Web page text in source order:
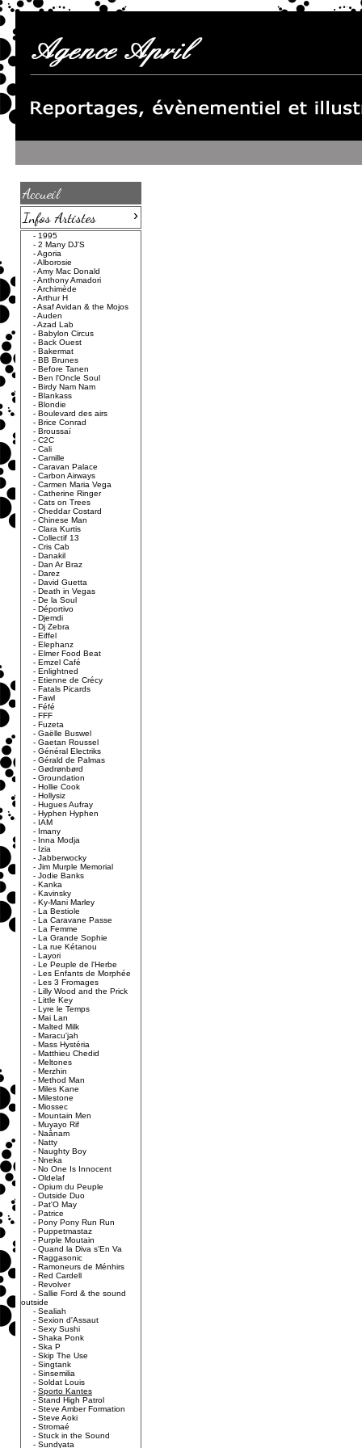
Accueil
Infos Artistes
›
- 1995
- 2 Many DJ'S
-Agoria
-Alborosie
-Amy Mac Donald
-Anthony Amadori
-Archimède
-Arthur H
-Asaf Avidan & the Mojos
-Auden
-Azad Lab
- Babylon Circus
- Back Ouest
- Bakermat
- BB Brunes
- Before Tanen
- Ben l'Oncle Soul
- Birdy Nam Nam
- Blankass
- Blondie
- Boulevard des airs
- Brice Conrad
- Broussaï
- C2C
- Cali
- Camille
- Caravan Palace
- Carbon Airways
- Carmen Maria Vega
- Catherine Ringer
- Cats on Trees
- Cheddar Costard
- Chinese Man
- Clara Kurtis
- Collectif 13
- Cris Cab
- Danakil
- Dan Ar Braz
- Darez
- David Guetta
- Death in Vegas
- De la Soul
- Déportivo
- Djemdi
- Dj Zebra
- Eiffel
- Elephanz
- Elmer Food Beat
- Emzel Café
- Enlightned
- Etienne de Crécy
- Fatals Picards
- Fawl
- Féfé
- FFF
- Fuzeta
- Gaëlle Buswel
- Gaetan Roussel
- Général Electriks
- Gérald de Palmas
- Gødrønbørd
- Groundation
- Hollie Cook
- Hollysiz
- Hugues Aufray
- Hyphen Hyphen
- IAM
- Imany
- Inna Modja
- Izia
- Jabberwocky
- Jim Murple Memorial
- Jodie Banks
- Kanka
- Kavinsky
- Ky-Mani Marley
- La Bestiole
- La Caravane Passe
- La Femme
- La Grande Sophie
- La rue Kétanou
- Layori
- Le Peuple de l'Herbe
- Les Enfants de Morphée
- Les 3 Fromages
- Lilly Wood and the Prick
- Little Key
- Lyre le Temps
- Mai Lan
- Malted Milk
- Maracu'jah
- Mass Hystéria
- Matthieu Chedid
- Meltones
- Merzhin
- Method Man
- Miles Kane
- Milestone
- Miossec
- Mountain Men
- Muyayo Rif
- Naânam
- Natty
- Naughty Boy
- Nneka
- No One Is Innocent
- Oldelaf
- Opium du Peuple
- Outside Duo
- Pat'O May
- Patrice
- Pony Pony Run Run
- Puppetmastaz
- Purple Moutain
- Quand la Diva s'En Va
- Raggasonic
- Ramoneurs de Ménhirs
- Red Cardell
- Revolver
- Sallie Ford & the sound
outside
- Sealiah
- Sexion d'Assaut
- Sexy Sushi
- Shaka Ponk
- Ska P
- Skip The Use
- Singtank
- Sinsemilia
- Soldat Louis
- Sporto Kantes
- Stand High Patrol
- Steve Amber Formation
- Steve Aoki
- Stromaé
- Stuck in the Sound
- Sundyata